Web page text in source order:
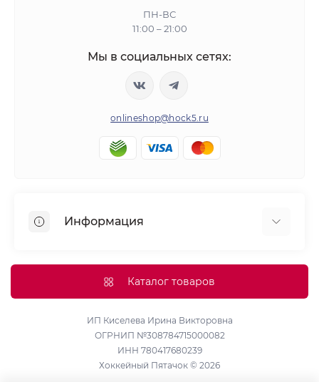
ПН-ВС
11:00 – 21:00
Мы в социальных сетях:
onlineshop@hock5.ru
Информация
Доставка
Политика конфиденциальности и обработки
персональных данных
Каталог товаров
ИП Киселева Ирина Викторовна
ОГРНИП №308784715000082
ИНН 780417680239
Хоккейный Пятачок © 2026